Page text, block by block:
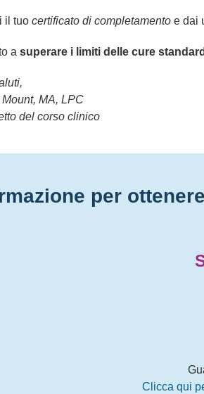
il tuo certificato di completamento e dai
a superare i limiti delle cure standard
MA, LPC
del corso clinico
per
Clicca qui